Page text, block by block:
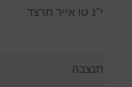
י”נ טו אייר תרצד
תנצבה